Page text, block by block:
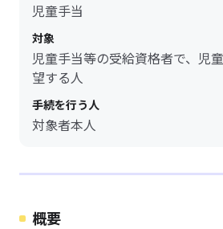
児童手当
対象
児童手当等の受給資格者で、児
望する人
手続を行う人
対象者本人
概要